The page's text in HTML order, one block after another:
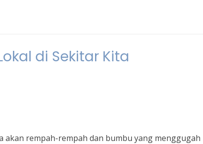
di Sekitar Kita
akan rempah-rempah dan bumbu yang menggugah